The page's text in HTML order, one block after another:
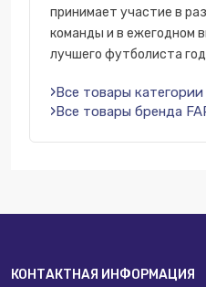
принимает участие в
команды и в ежегодном
лучшего футболиста
Все товары категории
Все товары бренда
КОНТАКТНАЯ ИНФОРМАЦИЯ